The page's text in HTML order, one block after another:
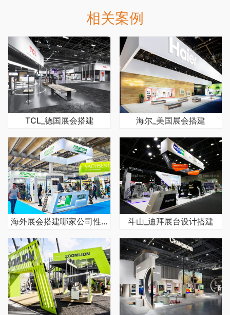
相关案例
TCL_德国展会搭建 海尔_美国展会搭建
海外展会搭建哪家公司性价比高 斗山_迪拜展台设计搭建